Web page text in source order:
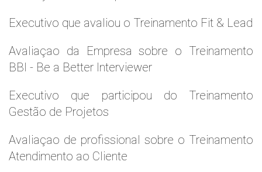
Executivo que avaliou o Treinamento Fit & Lead
Avaliaçao da Empresa sobre o Treinamento
BBI - Be a Better Interviewer
Executivo que participou do Treinamento
Gestão de Projetos
Avaliaçao de profissional sobre o Treinamento
Atendimento ao Cliente